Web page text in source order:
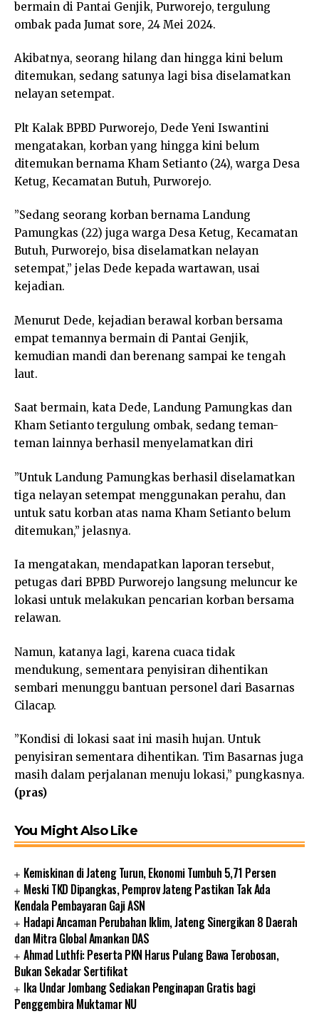
bermain di Pantai Genjik, Purworejo, tergulung
ombak pada Jumat sore, 24 Mei 2024.
Akibatnya, seorang hilang dan hingga kini belum
ditemukan, sedang satunya lagi bisa diselamatkan
nelayan setempat.
Plt Kalak BPBD Purworejo, Dede Yeni Iswantini
mengatakan, korban yang hingga kini belum
ditemukan bernama Kham Setianto (24), warga Desa
Ketug, Kecamatan Butuh, Purworejo.
”Sedang seorang korban bernama Landung
Pamungkas (22) juga warga Desa Ketug, Kecamatan
Butuh, Purworejo, bisa diselamatkan nelayan
setempat,” jelas Dede kepada wartawan, usai
kejadian.
Menurut Dede, kejadian berawal korban bersama
empat temannya bermain di Pantai Genjik,
kemudian mandi dan berenang sampai ke tengah
laut.
Saat bermain, kata Dede, Landung Pamungkas dan
Kham Setianto tergulung ombak, sedang teman-
teman lainnya berhasil menyelamatkan diri
”Untuk Landung Pamungkas berhasil diselamatkan
tiga nelayan setempat menggunakan perahu, dan
untuk satu korban atas nama Kham Setianto belum
ditemukan,” jelasnya.
Ia mengatakan, mendapatkan laporan tersebut,
petugas dari BPBD Purworejo langsung meluncur ke
lokasi untuk melakukan pencarian korban bersama
relawan.
Namun, katanya lagi, karena cuaca tidak
mendukung, sementara penyisiran dihentikan
sembari menunggu bantuan personel dari Basarnas
Cilacap.
”Kondisi di lokasi saat ini masih hujan. Untuk
penyisiran sementara dihentikan. Tim Basarnas juga
masih dalam perjalanan menuju lokasi,” pungkasnya.
(pras)
You Might Also Like
Kemiskinan di Jateng Turun, Ekonomi Tumbuh 5,71 Persen
Meski TKD Dipangkas, Pemprov Jateng Pastikan Tak Ada
Kendala Pembayaran Gaji ASN
Hadapi Ancaman Perubahan Iklim, Jateng Sinergikan 8 Daerah
dan Mitra Global Amankan DAS
Ahmad Luthfi: Peserta PKN Harus Pulang Bawa Terobosan,
Bukan Sekadar Sertifikat
Ika Undar Jombang Sediakan Penginapan Gratis bagi
Penggembira Muktamar NU